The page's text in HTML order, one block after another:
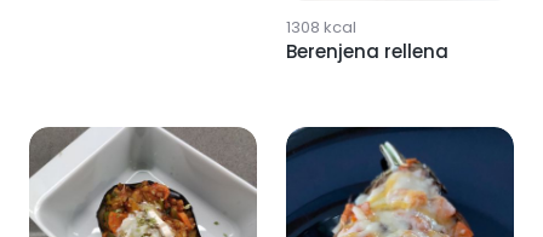
1308 kcal
Berenjena rellena